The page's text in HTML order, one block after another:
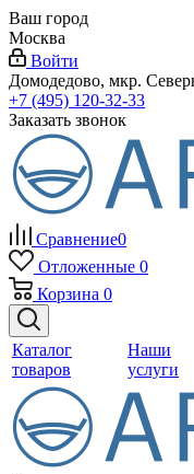
Ваш город
Москва
Войти
Домодедово, мкр.
+7 (495) 120-32-33
Заказать звонок
Сравнение0
Отложенные 0
Корзина 0
Каталог
товаров
Наши
услуги